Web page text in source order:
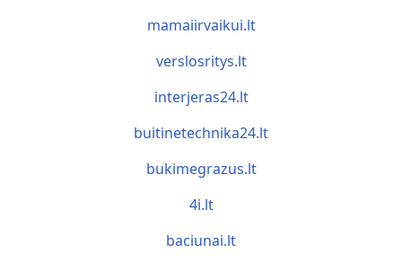
mamaiirvaikui.lt
verslosritys.lt
interjeras24.lt
buitinetechnika24.lt
bukimegrazus.lt
4i.lt
baciunai.lt